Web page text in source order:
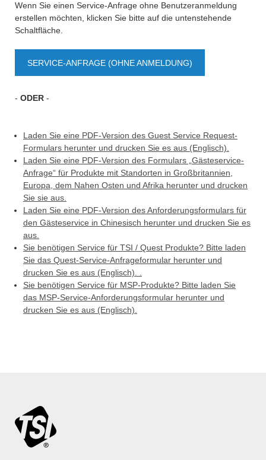
Wenn Sie einen Service-Anfrage ohne Benutzeranmeldung
erstellen möchten, klicken Sie bitte auf die untenstehende
Schaltfläche.
SERVICE-ANFRAGE (OHNE ANMELDUNG)
- ODER -
Laden Sie eine PDF-Version des Guest Service Request-
Formulars herunter und drucken Sie es aus (Englisch).
Laden Sie eine PDF-Version des Formulars „Gästeservice-
Anfrage“ für Produkte mit Standorten in Großbritannien,
Europa, dem Nahen Osten und Afrika herunter und drucken
Sie sie aus.
Laden Sie eine PDF-Version des Anforderungsformulars für
den Gästeservice in Chinesisch herunter und drucken Sie es
aus.
Sie benötigen Service für TSI / Quest Produkte? Bitte laden
Sie das Quest-Service-Anfrageformular herunter und
drucken Sie es aus (Englisch). .
Sie benötigen Service für MSP-Produkte? Bitte laden Sie
das MSP-Service-Anforderungsformular herunter und
drucken Sie es aus (Englisch).